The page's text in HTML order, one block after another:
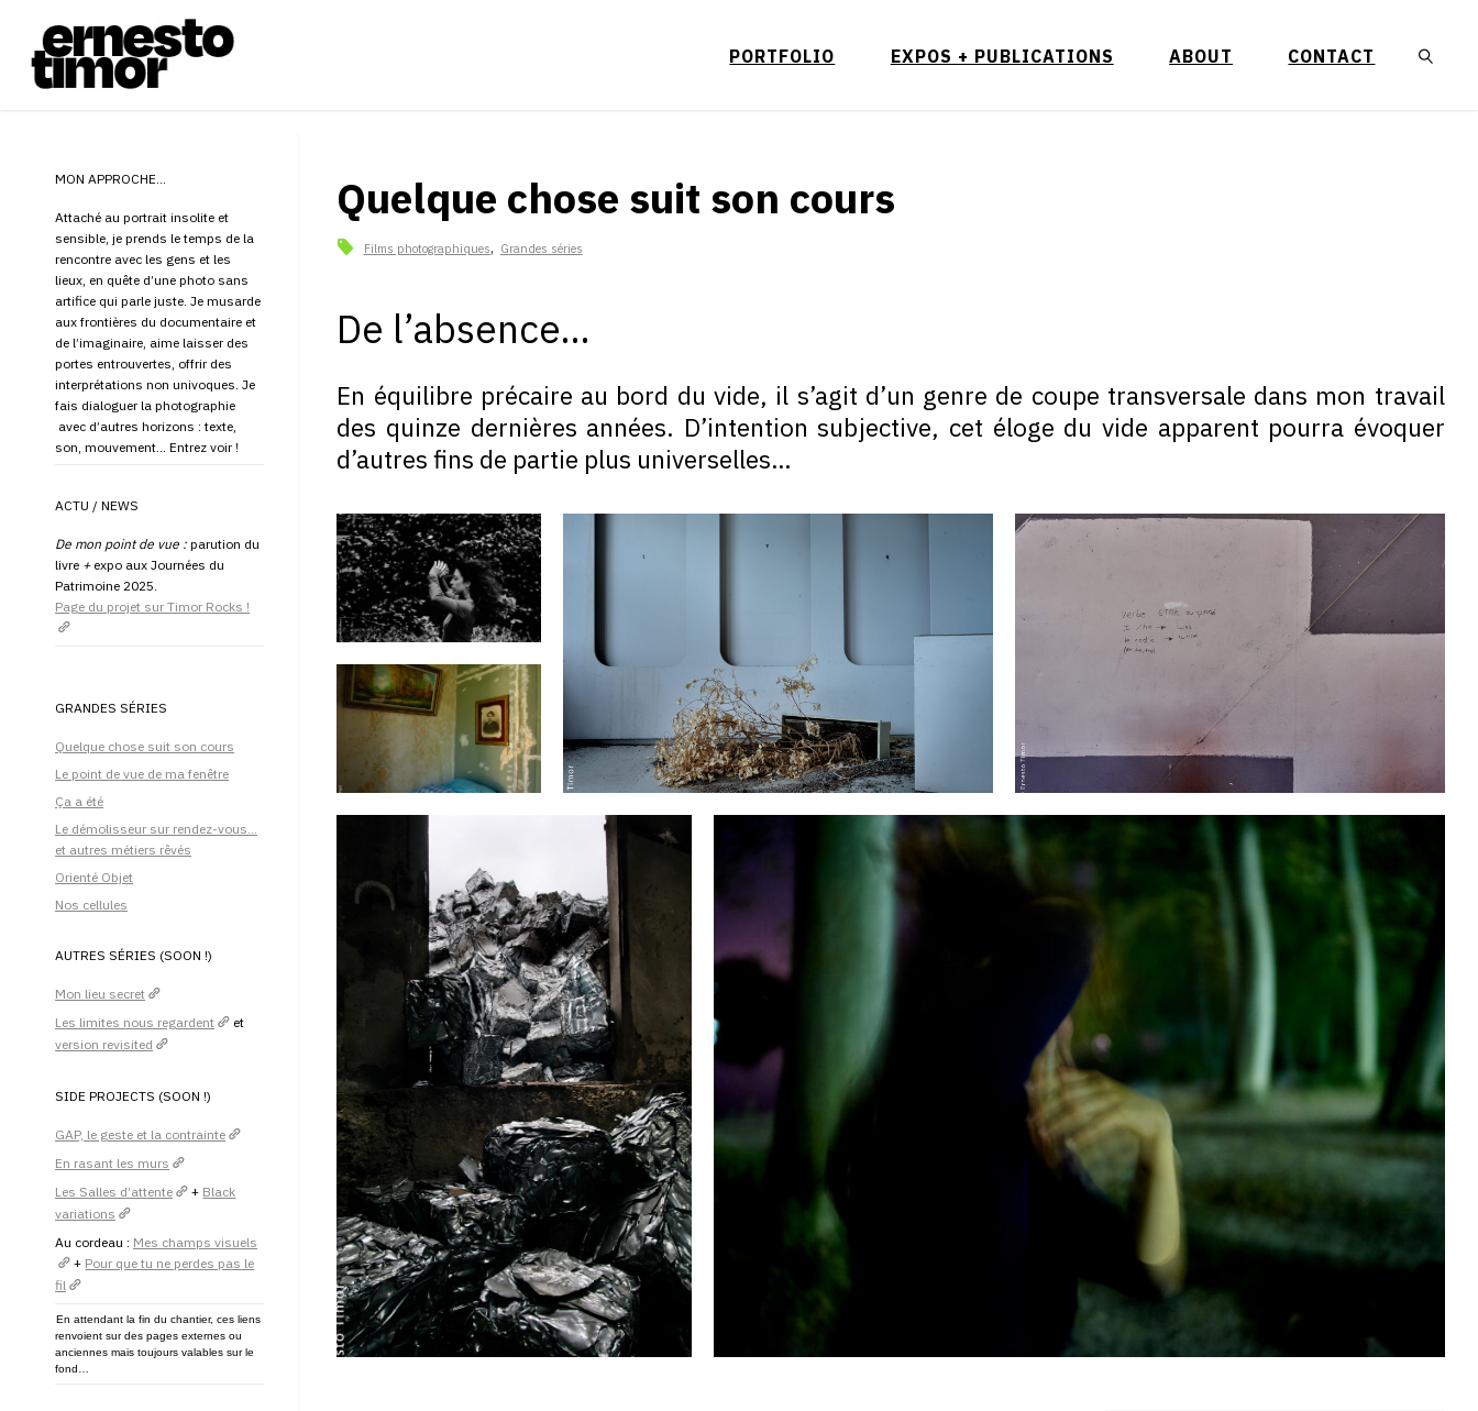
content
E
PORTFOLIO EXPOS + PUBLICATIONS ABOUT CONTACT
Quelque chose suit son cours
Films photographiques, Grandes séries
De l’absence…
En équilibre précaire au bord du vide, il s’agit d’un genre de coupe transversale dans mon travail
des quinze dernières années. D’intention subjective, cet éloge du vide apparent pourra évoquer
d’autres fins de partie plus universelles…
MON APPROCHE…
Attaché au portrait insolite et
sensible, je prends le temps de la
rencontre avec les gens et les
lieux, en quête d’une photo sans
artifice qui parle juste. Je musarde
aux frontières du documentaire et
de l’imaginaire, aime laisser des
portes entrouvertes, offrir des
interprétations non univoques. Je
fais dialoguer la photographie
avec d’autres horizons : texte,
son, mouvement… Entrez voir !
ACTU / NEWS
De mon point de vue : parution du
livre + expo aux Journées du
Patrimoine 2025.
Page du projet sur Timor Rocks !
GRANDES SÉRIES
Quelque chose suit son cours
Le point de vue de ma fenêtre
Ça a été
Le démolisseur sur rendez-vous…
et autres métiers rêvés
Orienté Objet
Nos cellules
AUTRES SÉRIES (SOON !)
Mon lieu secret
Les limites nous regardent
et
version revisited
SIDE PROJECTS (SOON !)
GAP, le geste et la contrainte
En rasant les murs
Les Salles d’attente
+ Black
variations
Au cordeau : Mes champs visuels
+ Pour que tu ne perdes pas le
fil
En attendant la fin du chantier, ces liens
renvoient sur des pages externes ou
anciennes mais toujours valables sur le
fond…